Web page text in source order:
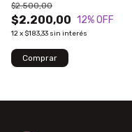
$2.200,00
$2.500,00
12% OFF
12x $183,33 sin interés